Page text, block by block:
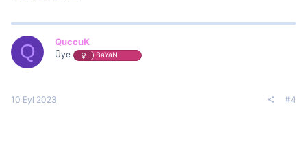
Q QuccuK
Üye BaYaN
10 Eyl 2023 #4